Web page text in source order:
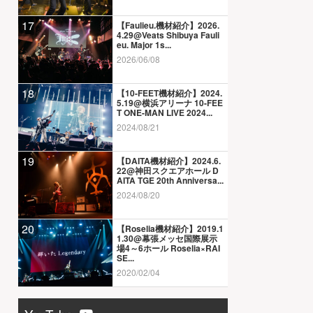
17 【Faulieu.機材紹介】2026.
4.29@Veats Shibuya Fauli
eu. Major 1s...
2026/06/08
18 【10-FEET機材紹介】2024.
5.19@横浜アリーナ 10-FEE
T ONE-MAN LIVE 2024...
2024/08/21
19 【DAITA機材紹介】2024.6.
22@神田スクエアホール D
AITA TGE 20th Anniversa...
2024/08/20
20 【Roselia機材紹介】2019.1
1.30@幕張メッセ国際展示
場4～6ホール Roselia×RAI
SE...
2020/02/04